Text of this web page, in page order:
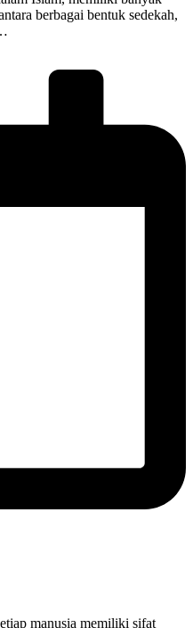
berbagai bentuk sedekah,
manusia memiliki sifat